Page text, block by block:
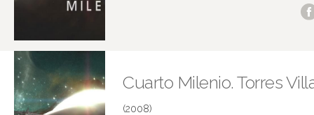
Cuarto Milenio. Torres
(2008)